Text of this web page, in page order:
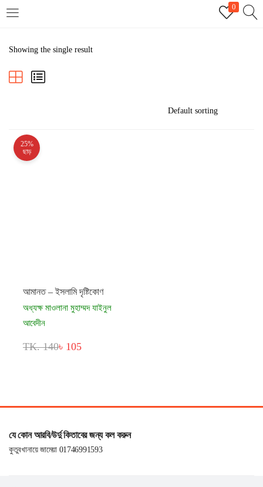
0
REGISTER
Showing the single result
25%
ছাড়
আমানত – ইসলামি দৃষ্টিকোণ
অধ্যক্ষ মাওলানা মুহাম্মদ যাইনুল
আবেদীন
TK. 140৳ 105
যে কোন আরবি/উর্দু কিতাবের জন্য কল করুন
কুতুবখানায়ে জামেয়া 01746991593